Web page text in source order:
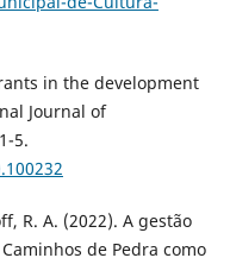
in the development
Journal of
5.
R. A. (2022). A gestão
de Pedra como